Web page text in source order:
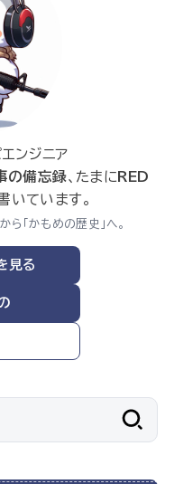
ンジニア
の備忘録、たまにRED
いています。
ら「かもめの歴史」へ。
見る